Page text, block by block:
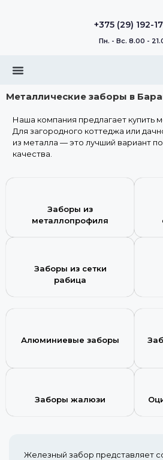
+375 (29) 192-
Пн. - Вс. 8.00 -
Металлические заборы в
Наша компания предлагает купить
Для загородного коттеджа или
из металла — это лучший вариант
качества.
Заборы из
металлопрофиля
Заборы из сетки
рабица
Алюминиевые заборы
Заборы жалюзи
Железный забор представляет